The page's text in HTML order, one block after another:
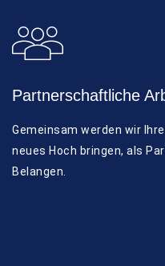
Partnerschaftliche
Gemeinsam werden wir
neues Hoch bringen, als
Belangen.